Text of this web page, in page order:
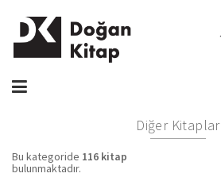
Diğer Kitaplar
Bu kategoride 116 kitap
bulunmaktadır.